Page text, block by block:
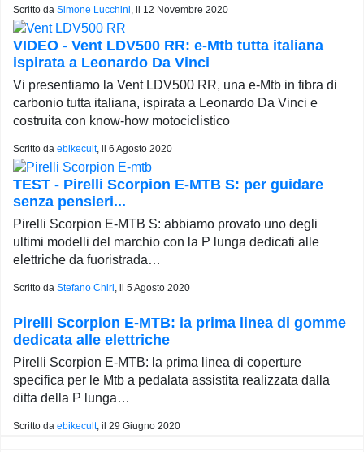
Scritto da Simone Lucchini, il 12 Novembre 2020
VIDEO - Vent LDV500 RR: e-Mtb tutta italiana
ispirata a Leonardo Da Vinci
Vi presentiamo la Vent LDV500 RR, una e-Mtb in fibra di
carbonio tutta italiana, ispirata a Leonardo Da Vinci e
costruita con know-how motociclistico
Scritto da ebikecult, il 6 Agosto 2020
TEST - Pirelli Scorpion E-MTB S: per guidare
senza pensieri...
Pirelli Scorpion E-MTB S: abbiamo provato uno degli
ultimi modelli del marchio con la P lunga dedicati alle
elettriche da fuoristrada…
Scritto da Stefano Chiri, il 5 Agosto 2020
Pirelli Scorpion E-MTB: la prima linea di gomme
dedicata alle elettriche
Pirelli Scorpion E-MTB: la prima linea di coperture
specifica per le Mtb a pedalata assistita realizzata dalla
ditta della P lunga…
Scritto da ebikecult, il 29 Giugno 2020